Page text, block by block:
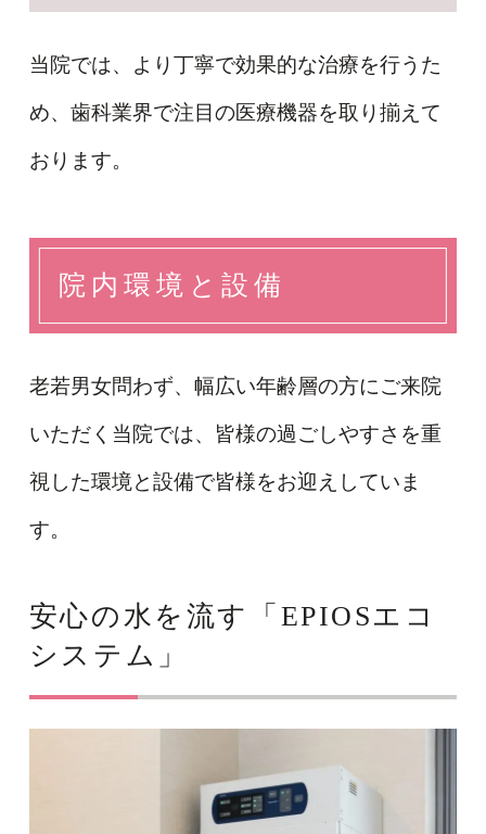
当院では、より丁寧で効果的な治療を行うた
め、歯科業界で注目の医療機器を取り揃えて
おります。
院内環境と設備
老若男女問わず、幅広い年齢層の方にご来院
いただく当院では、皆様の過ごしやすさを重
視した環境と設備で皆様をお迎えしていま
す。
安心の水を流す「EPIOSエコ
システム」